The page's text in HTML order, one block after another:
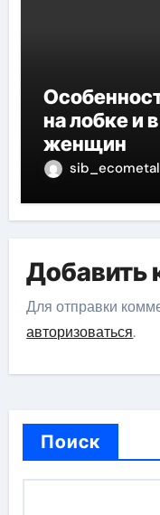
на лобке и
женщин
sib_ecometal
Добавить
Для отправки
авторизоваться.
Поиск